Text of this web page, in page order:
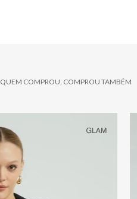
QUEM COMPROU, COMPROU TAMBÉM